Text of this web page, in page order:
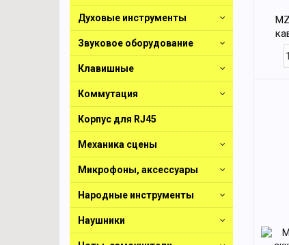
Духовые инструменты
Звуковое оборудование
Клавишные
Коммутация
Корпус для RJ45
Механика сцены
Микрофоны, аксессуары
Народные инструменты
Наушники